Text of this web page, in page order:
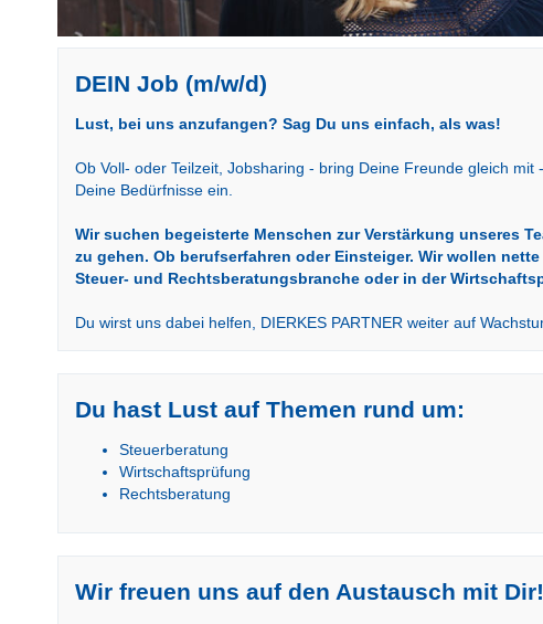
DEIN Job (m/w/d)
Lust, bei uns anzufangen? Sag Du uns einfach, als was!
Ob Voll- oder Teilzeit, Jobsharing - bring Deine Freunde gleich
Deine Bedürfnisse ein.
Wir suchen begeisterte Menschen zur Verstärkung unseres
zu gehen. Ob berufserfahren oder Einsteiger. Wir wollen
Steuer- und Rechtsberatungsbranche oder in der
Du wirst uns dabei helfen, DIERKES PARTNER weiter auf
Du hast Lust auf Themen rund um:
Steuerberatung
Wirtschaftsprüfung
Rechtsberatung
Wir freuen uns auf den Austausch mit Dir!